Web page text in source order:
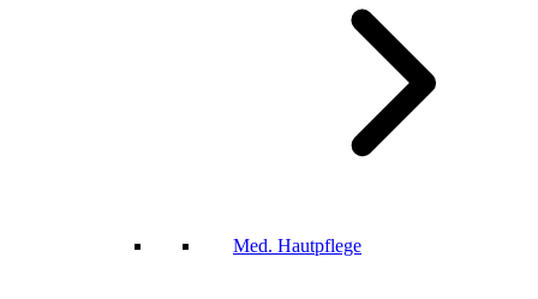
Med. Hautpflege